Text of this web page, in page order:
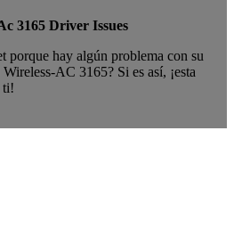
3165 Driver Issues
porque hay algún problema con su
AC 3165? Si es así, ¡esta
ti!